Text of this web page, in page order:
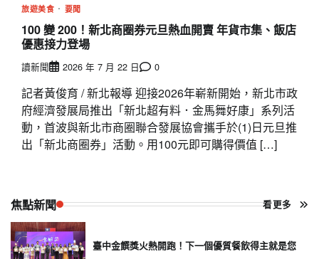
旅遊美食 要聞
100 變 200！新北商圈券元旦熱血開賣 年貨市集、飯店
優惠接力登場
讀新聞 2026 年 7 月 22 日 0
記者黃俊育 / 新北報導 迎接2026年嶄新開始，新北市政
府經濟發展局推出「新北超有料．金馬舞好康」系列活
動，首波與新北市商圈聯合發展協會攜手於(1)日元旦推
出「新北商圈券」活動。用100元即可購得價值 […]
焦點新聞 看更多
臺中金饌獎火熱開跑！下一個優質餐飲得主就是您